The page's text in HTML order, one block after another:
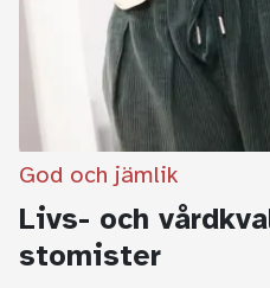
God och jämlik
Livs- och
stomister